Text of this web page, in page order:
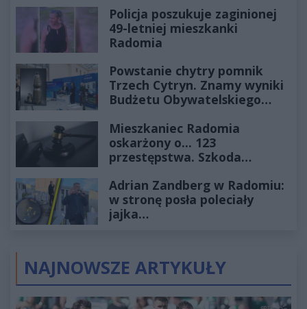
Policja poszukuje zaginionej
49-letniej mieszkanki
Radomia
Powstanie chytry pomnik
Trzech Cytryn. Znamy wyniki
Budżetu Obywatelskiego
Mieszkaniec Radomia
oskarżony o... 123
przestępstwa. Szkoda
złotych
Adrian Zandberg w Radomiu:
w stronę posła poleciały
jajka…
NAJNOWSZE ARTYKUŁY